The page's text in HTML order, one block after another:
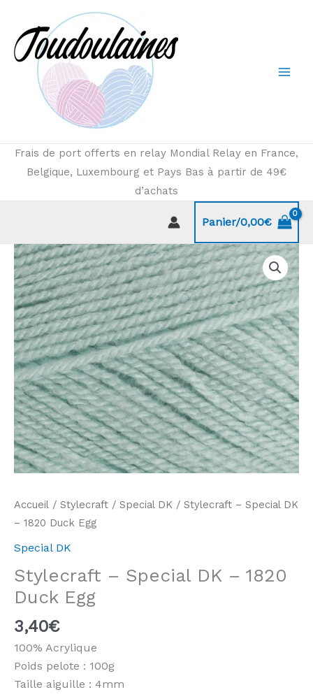
contenu
Frais de port offerts en relay Mondial Relay en France,
Belgique, Luxembourg et Pays Bas à partir de 49€
d’achats
Panier/0,00€
Accueil / Stylecraft / Special DK / Stylecraft – Special DK
– 1820 Duck Egg
Special DK
Stylecraft – Special DK – 1820
Duck Egg
3,40€
100% Acrylique
Poids pelote : 100g
Taille aiguille : 4mm